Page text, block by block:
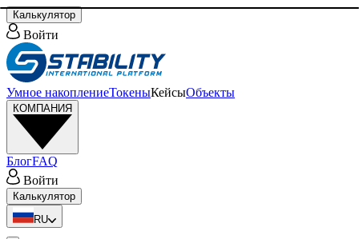
Калькулятор
Войти
Умное накоплениеТокеныКейсыОбъекты
КОМПАНИЯ
БлогFAQ
Войти
Калькулятор
RU